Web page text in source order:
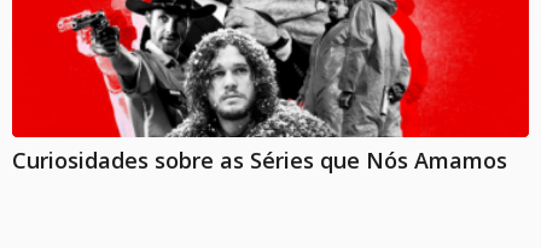
Curiosidades sobre as Séries que Nós Amamos